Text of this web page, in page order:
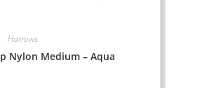
Harrows
Nylon Medium – Aqua